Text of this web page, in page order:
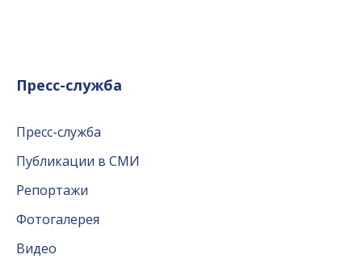
Пресс-служба
Пресс-служба
Публикации в СМИ
Репортажи
Фотогалерея
Видео